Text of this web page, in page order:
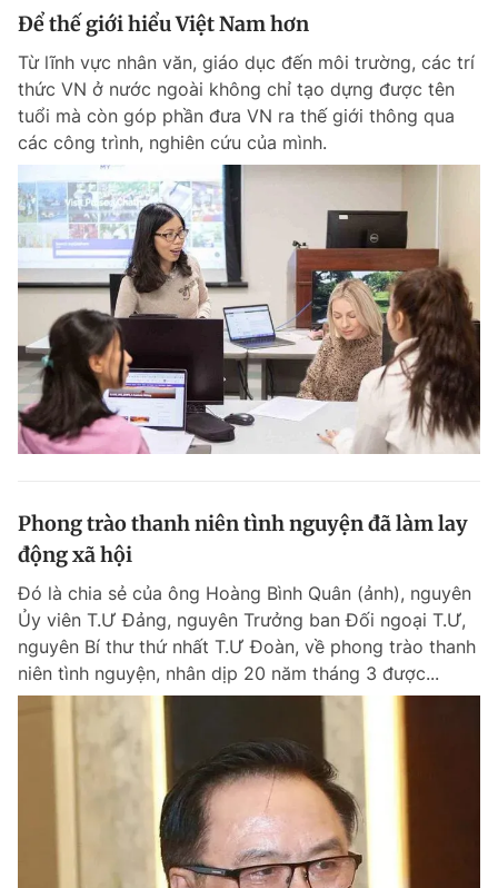
Để thế giới hiểu Việt Nam hơn
Từ lĩnh vực nhân văn, giáo dục đến môi trường, các trí
thức VN ở nước ngoài không chỉ tạo dựng được tên
tuổi mà còn góp phần đưa VN ra thế giới thông qua
các công trình, nghiên cứu của mình.
Phong trào thanh niên tình nguyện đã làm lay
động xã hội
Đó là chia sẻ của ông Hoàng Bình Quân (ảnh), nguyên
Ủy viên T.Ư Đảng, nguyên Trưởng ban Đối ngoại T.Ư,
nguyên Bí thư thứ nhất T.Ư Đoàn, về phong trào thanh
niên tình nguyện, nhân dịp 20 năm tháng 3 được...